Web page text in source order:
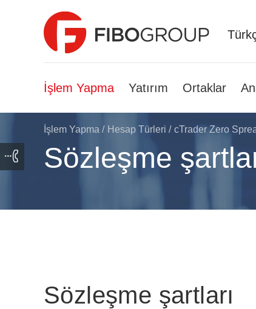
İşlem Yapma Yatırım Ortaklar
İşlem Yapma / Hesap Türleri / cTrader Zero
Sözleşme
Sözleşme şartları